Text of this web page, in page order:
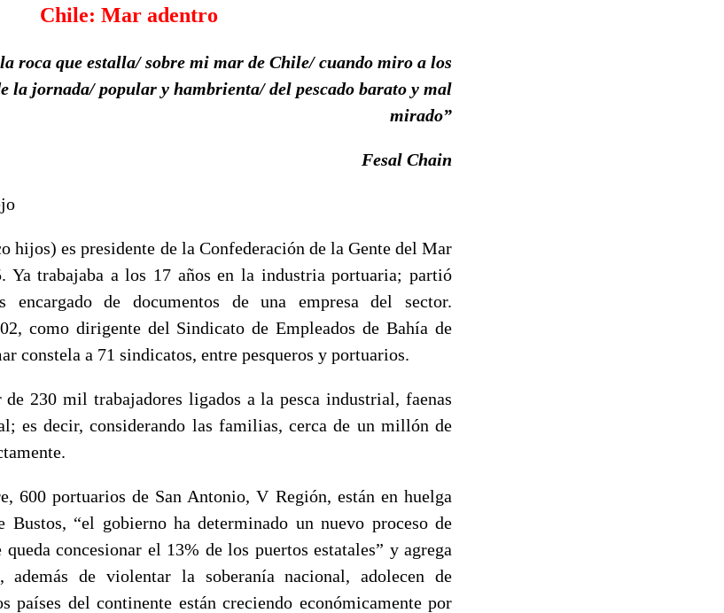
Chile: Mar adentro
roca que estalla/ sobre mi mar de Chile/ cuando miro a los
la jornada/ popular y hambrienta/ del pescado barato y mal
mirado”
Fesal Chain
hijos) es presidente de la Confederación de la Gente del Mar
Ya trabajaba a los 17 años en la industria portuaria; partió
de documentos de una empresa del sector.
como dirigente del Sindicato de Empleados de Bahía de
constela a 71 sindicatos, entre pesqueros y portuarios.
230 mil trabajadores ligados a la pesca industrial, faenas
es decir, considerando las familias, cerca de un millón de
600 portuarios de San Antonio, V Región, están en huelga
Bustos, “el gobierno ha determinado un nuevo proceso de
concesionar el 13% de los puertos estatales” y agrega
además de violentar la soberanía nacional, adolecen de
países del continente están creciendo económicamente por